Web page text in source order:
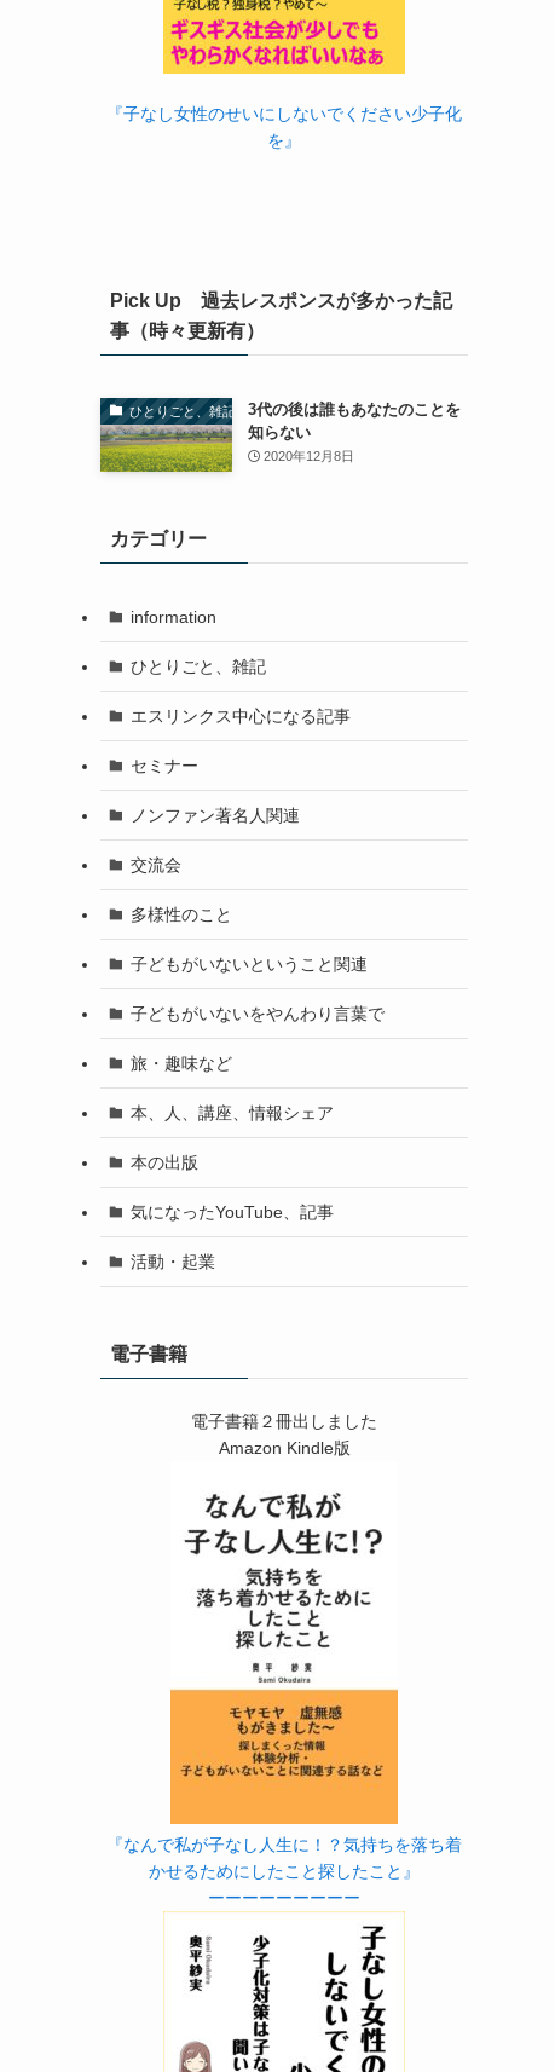
『子なし女性のせいにしないでください少子化
を』
Pick Up 過去レスポンスが多かった記
事（時々更新有）
ひとりごと、雑記
3代の後は誰もあなたのことを
知らない
2020年12月8日
カテゴリー
information
ひとりごと、雑記
エスリンクス中心になる記事
セミナー
ノンファン著名人関連
交流会
多様性のこと
子どもがいないということ関連
子どもがいないをやんわり言葉で
旅・趣味など
本、人、講座、情報シェア
本の出版
気になったYouTube、記事
活動・起業
電子書籍
電子書籍２冊出しました
Amazon Kindle版
『なんで私が子なし人生に！？気持ちを落ち着
かせるためにしたこと探したこと』
ーーーーーーーーー